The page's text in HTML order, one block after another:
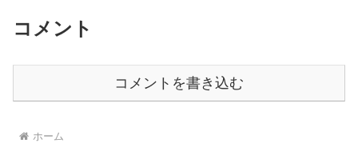
コメント
コメントを書き込む
ホーム